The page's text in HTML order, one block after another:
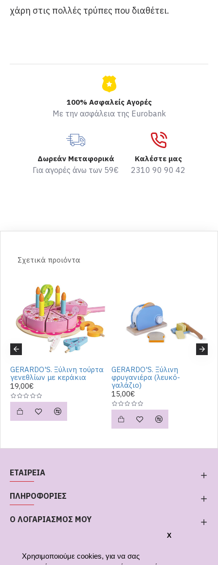
Χρησιμοποιούμε cookies, για να σας
X
100% Ασφαλείς Αγορές
Με την ασφάλεια της Eurobank
Δωρεάν Μεταφορικά
Για αγορές άνω των 59€
Καλέστε μας
2310 90 90 42
χάρη στις πολλές τρύπες που διαθέτει.
Σχετικά προιόντα
GERARDO'S. Ξύλινη τούρτα
γενεθλίων με κεράκια
19,00€
GERARDO'S. Ξύλινη
φρυγανιέρα (λευκό-
γαλάζιο)
15,00€
ΕΤΑΙΡΕΙΑ
ΠΛΗΡΟΦΟΡΙΕΣ
Ο ΛΟΓΑΡΙΑΣΜΟΣ ΜΟΥ